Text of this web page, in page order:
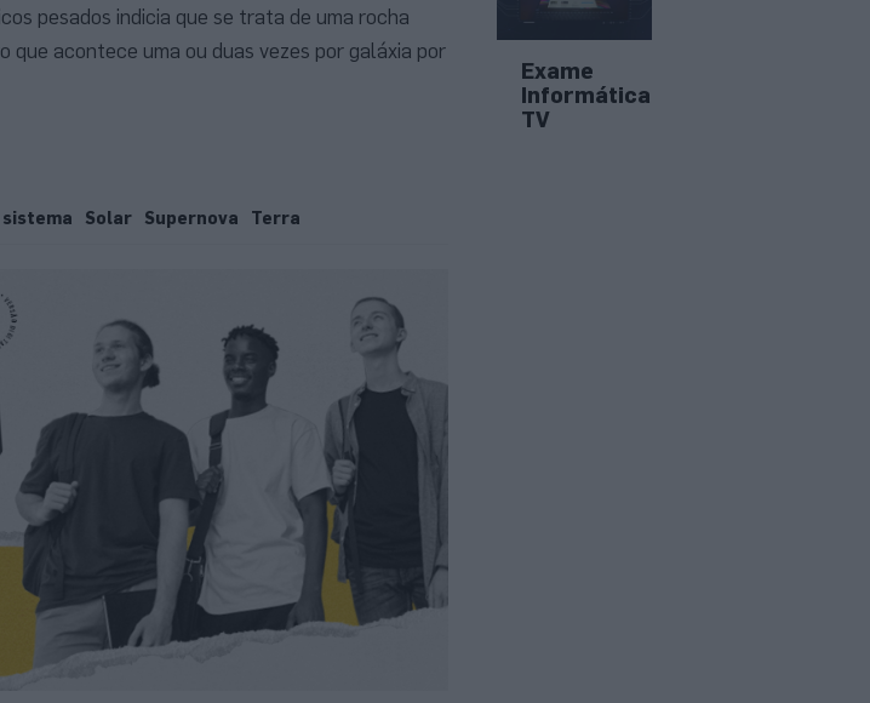
pesados indicia que se trata de uma rocha
que acontece uma ou duas vezes por galáxia por
sistema Solar Supernova Terra
Exame
Informática
TV